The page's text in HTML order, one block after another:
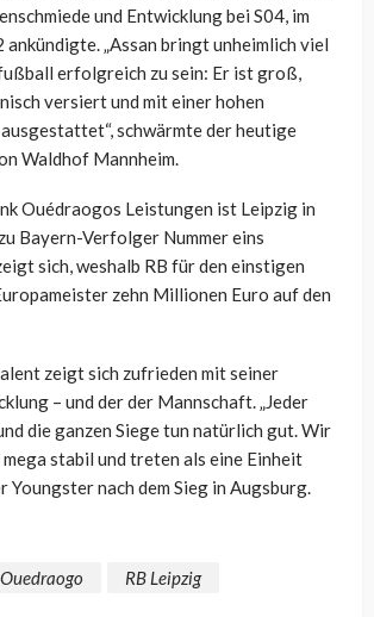
und Entwicklung bei S04, im
ankündigte. „Assan bringt unheimlich viel
erfolgreich zu sein: Er ist groß,
versiert und mit einer hohen
schwärmte der heutige
Waldhof Mannheim.
Ouédraogos Leistungen ist Leipzig in
Bayern-Verfolger Nummer eins
sich, weshalb RB für den einstigen
zehn Millionen Euro auf den
zeigt sich zufrieden mit seiner
– und der der Mannschaft. „Jeder
die ganzen Siege tun natürlich gut. Wir
stabil und treten als eine Einheit
Youngster nach dem Sieg in Augsburg.
RB Leipzig